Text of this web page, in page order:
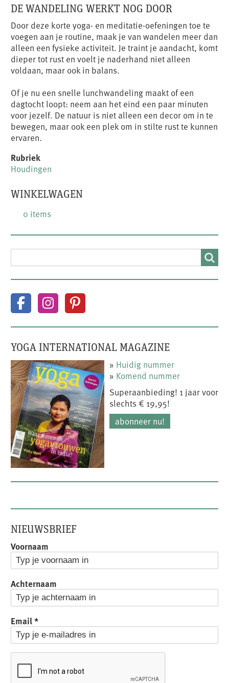
DE WANDELING WERKT NOG DOOR
Door deze korte yoga- en meditatie-oefeningen toe te
voegen aan je routine, maak je van wandelen meer dan
alleen een fysieke activiteit. Je traint je aandacht, komt
dieper tot rust en voelt je naderhand niet alleen
voldaan, maar ook in balans.
Of je nu een snelle lunchwandeling maakt of een
dagtocht loopt: neem aan het eind een paar minuten
voor jezelf. De natuur is niet alleen een decor om in te
bewegen, maar ook een plek om in stilte rust te kunnen
ervaren.
Rubriek
Houdingen
WINKELWAGEN
0 items
YOGA INTERNATIONAL MAGAZINE
» Huidig nummer
» Komend nummer
Superaanbieding! 1 jaar voor
slechts € 19,95!
abonneer nu!
NIEUWSBRIEF
Voornaam
Achternaam
Email*